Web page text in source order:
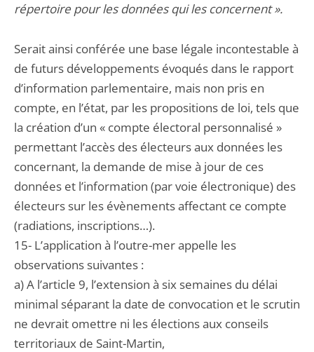
répertoire pour les données qui les concernent ».
Serait ainsi conférée une base légale incontestable à
de futurs développements évoqués dans le rapport
d’information parlementaire, mais non pris en
compte, en l’état, par les propositions de loi, tels que
la création d’un « compte électoral personnalisé »
permettant l’accès des électeurs aux données les
concernant, la demande de mise à jour de ces
données et l’information (par voie électronique) des
électeurs sur les évènements affectant ce compte
(radiations, inscriptions…).
15- L’application à l’outre-mer appelle les
observations suivantes :
a) A l’article 9, l’extension à six semaines du délai
minimal séparant la date de convocation et le scrutin
ne devrait omettre ni les élections aux conseils
territoriaux de Saint-Martin,